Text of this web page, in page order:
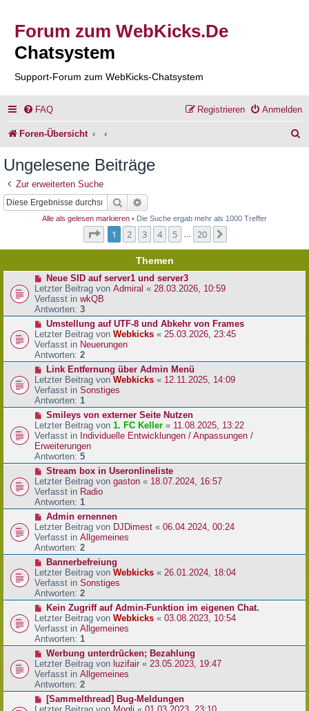
Forum zum WebKicks.De
Chatsystem
Support-Forum zum WebKicks-Chatsystem
FAQ Anmelden
Registrieren
Foren-Übersicht
Ungelesene Beiträge
Zur erweiterten Suche
Suche
Alle als gelesen markieren • Die Suche ergab mehr als 1000 Treffer
Seite von
1 2 3 4 5 20
Themen
N
e
u
e
r
B
e
i
t
a
g
Neue SID auf server1 und server3
Letzter Beitrag von Admiral « 28.03.2026, 10:59
Verfasst in wkQB
Antworten: 3
N
e
u
e
r
B
e
i
t
a
g
Umstellung auf UTF-8 und Abkehr von Frames
Letzter Beitrag von Webkicks « 25.03.2026, 23:45
Verfasst in Neuerungen
Antworten: 2
N
e
u
e
r
B
e
i
t
r
a
g
Link Entfernung über Admin Menü
Letzter Beitrag von Webkicks « 12.11.2025, 14:09
Verfasst in Sonstiges
Antworten: 1
N
e
u
e
r
B
e
i
t
r
a
g
Smileys von externer Seite Nutzen
Letzter Beitrag von 1. FC Keller « 11.08.2025, 13:22
Verfasst in Individuelle Entwicklungen / Anpassungen /
Erweiterungen
Antworten: 5
N
e
u
e
r
B
e
i
t
a
g
Stream box in Useronlineliste
Letzter Beitrag von gaston « 18.07.2024, 16:57
Verfasst in Radio
Antworten: 1
N
e
u
e
r
B
e
i
t
a
g
Admin ernennen
Letzter Beitrag von DJDimest « 06.04.2024, 00:24
Verfasst in Allgemeines
Antworten: 2
N
e
u
e
r
B
e
i
t
a
g
Bannerbefreiung
Letzter Beitrag von Webkicks « 26.01.2024, 18:04
Verfasst in Sonstiges
Antworten: 2
N
e
u
e
r
B
e
i
t
Kein Zugriff auf Admin-Funktion im eigenen Chat.
Letzter Beitrag von Webkicks « 03.08.2023, 10:54
Verfasst in Allgemeines
Antworten: 1
N
e
u
e
r
B
Werbung unterdrücken; Bezahlung
Letzter Beitrag von luzifair « 23.05.2023, 19:47
Verfasst in Allgemeines
Antworten: 2
N
e
[Sammelthread] Bug-Meldungen